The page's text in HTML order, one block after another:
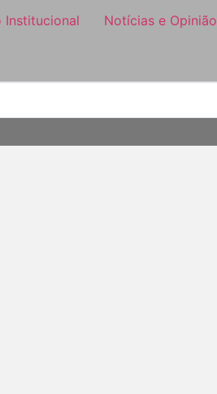
Institucional Notícias e Opinião